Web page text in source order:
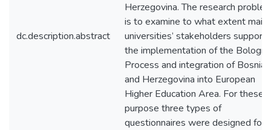
dc.description.abstract
Herzegovina. The research
is to examine to what extent main
universities’ stakeholders support
the implementation of the Bologna
Process and integration of Bosnia
and Herzegovina into European
Higher Education Area. For these
purpose three types of
questionnaires were designed for